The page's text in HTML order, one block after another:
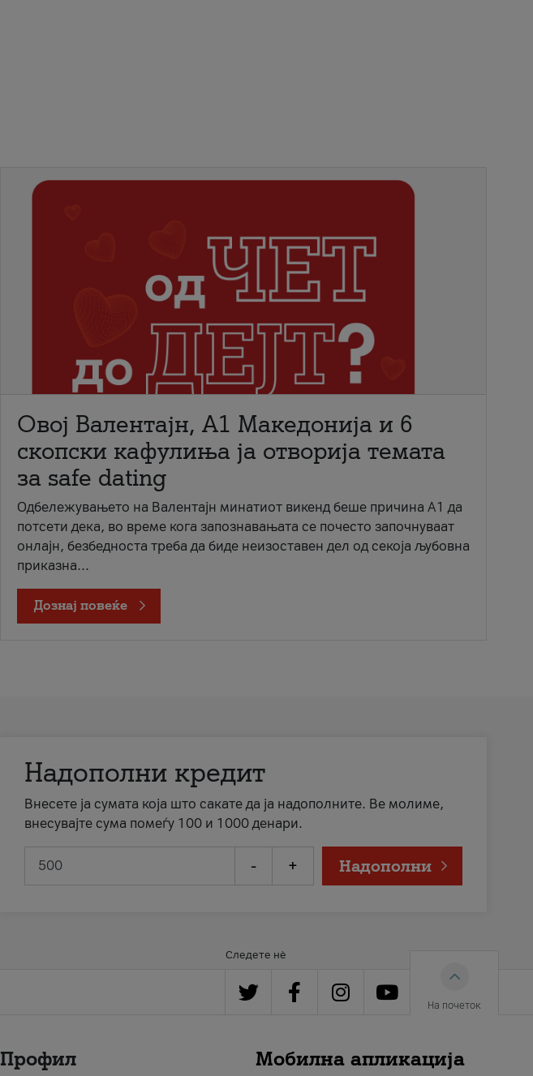
Овој Валентајн, A1 Македонија и 6
скопски кафулиња ја отворија темата
за safe dating
Одбележувањето на Валентајн минатиот викенд беше причина А1 да
потсети дека, во време кога запознавањата се почесто започнуваат
онлајн, безбедноста треба да биде неизоставен дел од секоја љубовна
приказна...
Дознај повеќе
Надополни кредит
Внесете ја сумата која што сакате да ја надополните. Ве молиме,
внесувајте сума помеѓу 100 и 1000 денари.
- + Надополни
Следете нè
На почеток
Профил Мобилна апликација